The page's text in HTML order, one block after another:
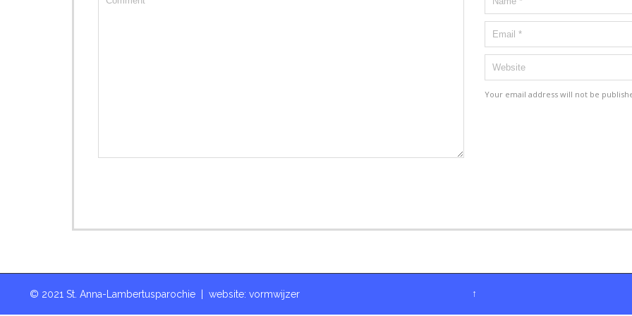
Your email address will not be
© 2021 St. Anna-Lambertusparochie | website: vormwijzer ↑